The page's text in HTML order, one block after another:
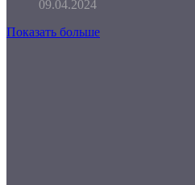
09.04.2024
Показать больше